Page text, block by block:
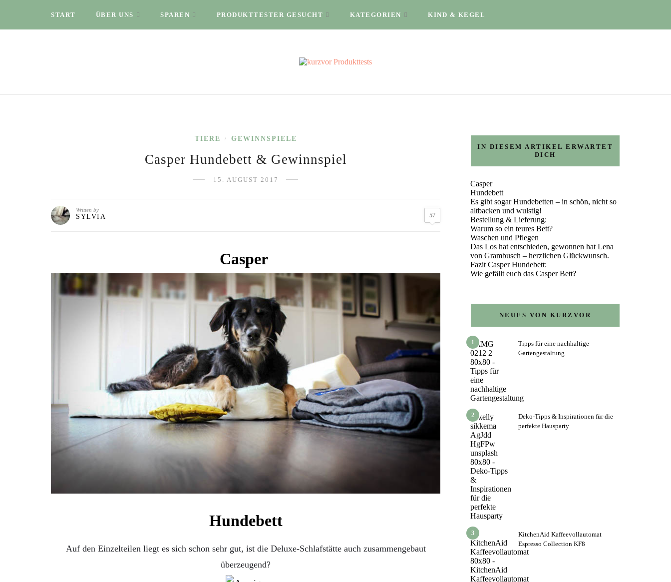
START ÜBER UNS SPAREN PRODUKTTESTER GESUCHT KATEGORIEN KIND & KEGEL
TIERE / GEWINNSPIELE
Casper Hundebett & Gewinnspiel
15. AUGUST 2017
Written by
SYLVIA 57
Casper
Hundebett
Auf den Einzelteilen liegt es sich schon sehr gut, ist die Deluxe-Schlafstätte auch zusammengebaut
überzeugend?
IN DIESEM ARTIKEL ERWARTET
DICH
Casper
Hundebett
Es gibt sogar Hundebetten – in schön, nicht so
altbacken und wulstig!
Bestellung & Lieferung:
Warum so ein teures Bett?
Waschen und Pflegen
Das Los hat entschieden, gewonnen hat Lena
von Grambusch – herzlichen Glückwunsch.
Fazit Casper Hundebett:
Wie gefällt euch das Casper Bett?
NEUES VON KURZVOR
1
Tipps für eine nachhaltige
Gartengestaltung
2
Deko-Tipps & Inspirationen für die
perfekte Hausparty
3
KitchenAid Kaffeevollautomat
Espresso Collection KF8